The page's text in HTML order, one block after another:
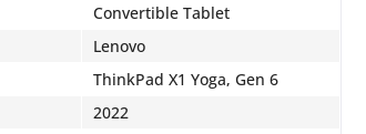
Convertible Tablet
Lenovo
ThinkPad X1 Yoga, Gen 6
2022